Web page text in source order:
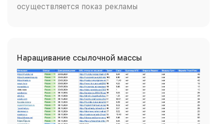
осуществляется показ рекламы
Наращивание ссылочной массы